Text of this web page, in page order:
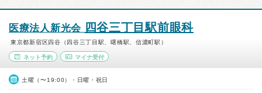
医療法人新光会 四谷三丁目駅前眼科
東京都新宿区四谷（四谷三丁目駅、曙橋駅、信濃町駅）
ネット予約 マイナ受付
土曜（〜19:00）・日曜・祝日